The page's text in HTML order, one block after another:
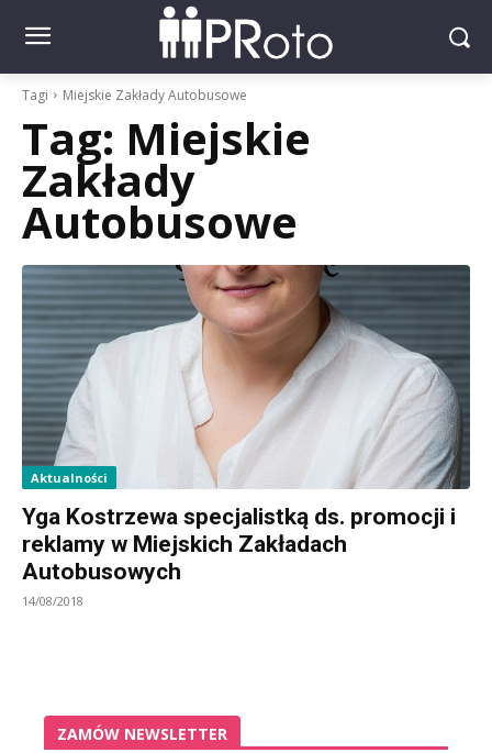
Tagi Miejskie Zakłady Autobusowe
Tag: Miejskie
Zakłady
Autobusowe
Aktualności
Yga Kostrzewa specjalistką ds. promocji i
reklamy w Miejskich Zakładach
Autobusowych
14/08/2018
ZAMÓW NEWSLETTER